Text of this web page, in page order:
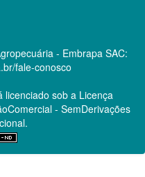
- Embrapa SAC:
fale-conosco
sob a Licença
- SemDerivações